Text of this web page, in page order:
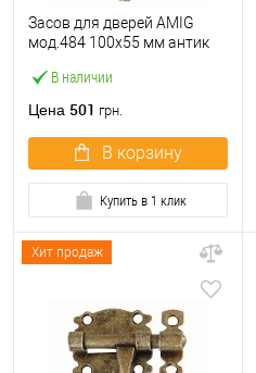
В наличии
Засов для дверей AMIG
мод.484 100х55 мм антик
Цена 501 грн.
В корзину
Купить в 1 клик
Хит продаж